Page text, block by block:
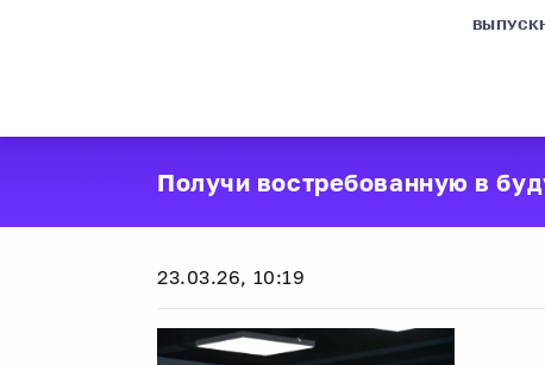
Получи востребованную в
23.03.26, 10:19